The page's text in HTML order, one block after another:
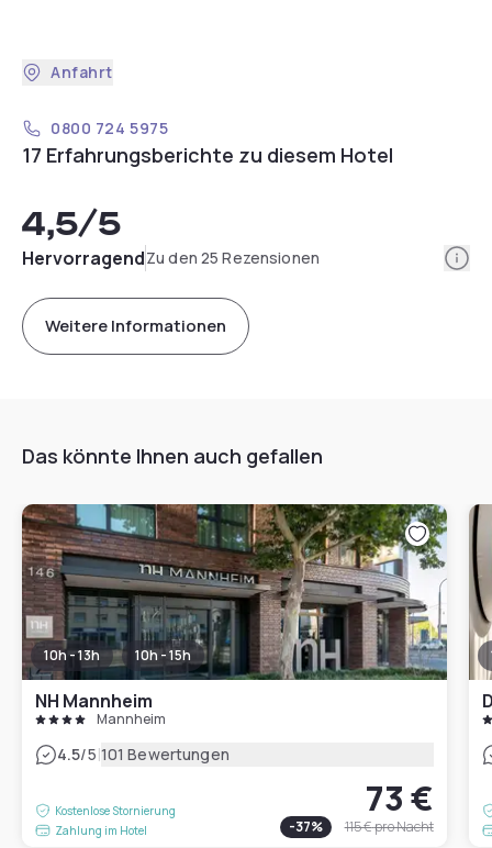
Anfahrt
0800 724 5975
17 Erfahrungsberichte zu diesem Hotel
4,5/5
HervorragendZu den 25 Rezensionen
Weitere Informationen
Das könnte Ihnen auch gefallen
10h - 13h 10h - 15h
NH Mannheim
Mannheim
4.5/5|101 Bewertungen
Kostenlose Stornierung
Zahlung im Hotel
73 €
-37% 115 €pro Nacht